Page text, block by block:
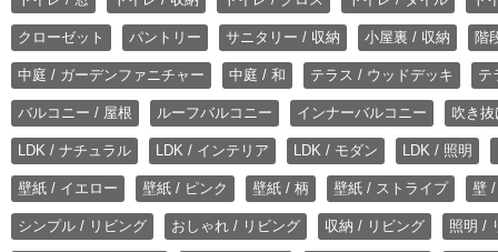
クローゼット パントリー サニタリー / 収納 小屋裏 / 収納 階
中庭 / ガーデンファニチャー 中庭 / 和 テラス / ウッドデッキ テ
バルコニー / 屋根 ルーフバルコニー インナーバルコニー 吹き
LDK / ナチュラル LDK / インテリア LDK / モダン LDK / 照明
壁紙 / イエロー 壁紙 / ピンク 壁紙 / 柄 壁紙 / ストライプ 壁
シンプル / リビング おしゃれ / リビング 収納 / リビング 照明 /